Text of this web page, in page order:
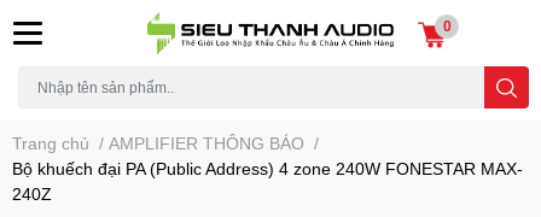
0
Trang chủ / AMPLIFIER THÔNG BÁO /
Bộ khuếch đại PA (Public Address) 4 zone 240W FONESTAR MAX-
240Z